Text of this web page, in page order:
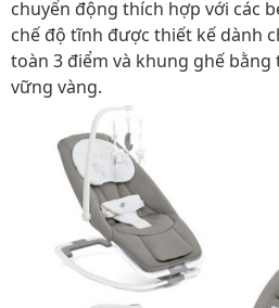
chuyển động thích hợp với các
chế độ tĩnh được thiết kế dành
toàn 3 điểm và khung ghế
vững vàng.